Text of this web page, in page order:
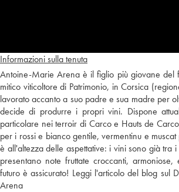
Informazioni sulla tenuta
Antoine-Marie Arena è il figlio più giovane del
mitico viticoltore di Patrimonio, in Corsica
lavorato accanto a suo padre e sua madre per
decide di produrre i propri vini. Dispone
particolare nei terroir di Carco e Hauts de
per i rossi e bianco gentile, vermentinu e
è all'altezza delle aspettative: i vini sono già tra
presentano note fruttate croccanti,
futuro è assicurato! Leggi l'articolo del blog sul
Arena